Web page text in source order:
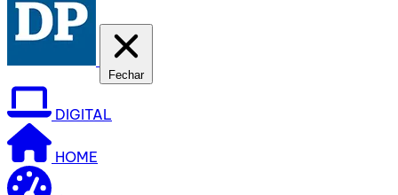
Fechar
DIGITAL
HOME